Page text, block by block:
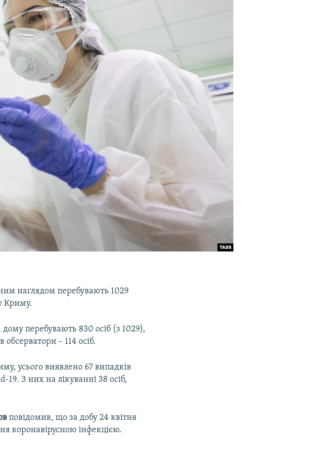
наглядом перебувають 1029
Криму.
перебувають 830 осіб (з 1029),
обсерватори – 114 осіб.
усього виявлено 67 випадків
З них на лікуванні 38 осіб,
повідомив, що за добу 24 квітня
коронавірусною інфекцією.